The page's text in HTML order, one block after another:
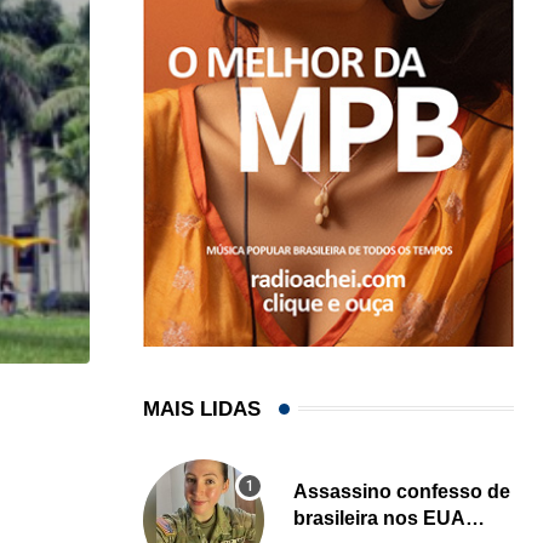
HISTÓRICO
Açaí é reconhecido oficialmente como fruto
21/01/2026
MAIS LIDAS
Assassino confesso de
brasileira nos EUA